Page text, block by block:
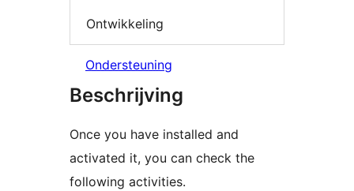
Ontwikkeling
Ondersteuning
Beschrijving
Once you have installed and
activated it, you can check the
following activities.